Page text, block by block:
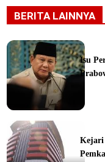
BERITA LAINNYA
Isu
Kejari